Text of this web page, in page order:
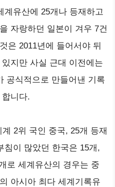
유산에 25개나 등재하고
자랑하던 일본이 겨우 7건
은 2011년에 들어서야 뒤
지만 사실 근대 이전에는
공식적으로 만들어낸 기록
니다.
2위 국인 중국, 25개 등재
침이 많았던 한국은 15개,
로 세계유산의 경우는 중
아시아 최다 세계기록유